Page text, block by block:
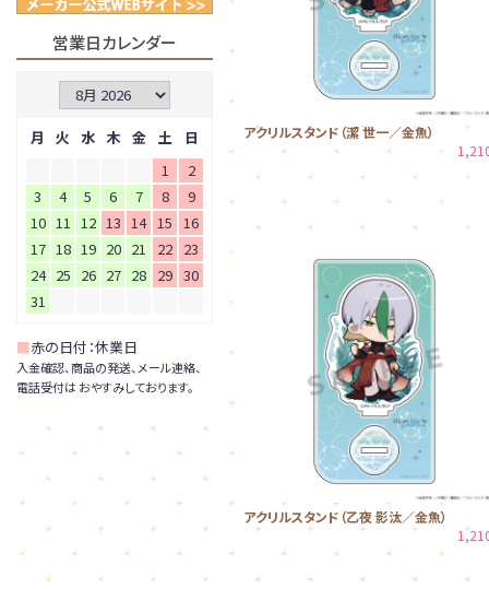
アクリルスタンド（潔 世一／金魚）
アクリルスタンド（乙夜 影汰／金魚）
営業日カレンダー
月 火 水 木 金 土
日
1
2
3
4 5 6 7 8
9
10 11 12 13 14 15
16
17 18 19 20 21 22 23
24 25 26 27 28 29 30
31
■赤の日付：休業日
入金確認、商品の発送、メール連絡、
電話受付は おやすみしております。